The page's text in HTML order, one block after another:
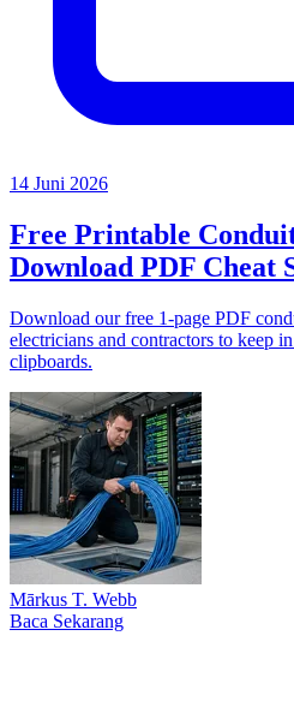
14 Juni 2026
Free Printable
Download PDF Cheat
Download our free 1-page PDF
electricians and contractors to keep
clipboards.
Mārkus T. Web​b
Baca Sekarang